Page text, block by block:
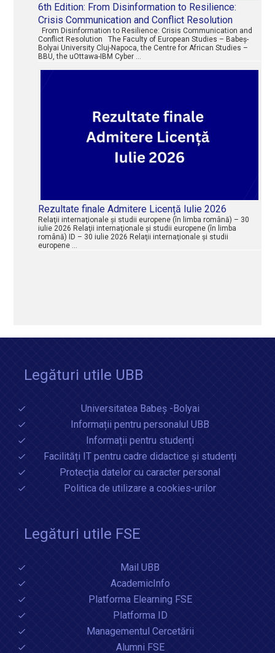
6th Edition: From Disinformation to Resilience:
Crisis Communication and Conflict Resolution
From Disinformation to Resilience: Crisis Communication and
Conflict Resolution The Faculty of European Studies – Babeș-
Bolyai University Cluj-Napoca, the Centre for African Studies –
BBU, the uOttawa-IBM Cyber …
Rezultate finale Admitere Licență Iulie 2026
Relaţii internaţionale şi studii europene (în limba română) – 30
iulie 2026 Relaţii internaţionale şi studii europene (în limba
română) ID – 30 iulie 2026 Relaţii internaţionale şi studii
europene …
Legături utile UBB
Universitatea Babeș -Bolyai
Informații pentru personalul UBB
Informații pentru studenți
Facilități IT pentru cadre didactice și studenți
Protecția datelor cu caracter personal
Politica de utilizare a cookies-urilor
Legături utile FSE
Mail UBB
AcademicInfo
Platforma Elearning FSE
Platforma ID
Managementul Cercetării
Alumni FSE